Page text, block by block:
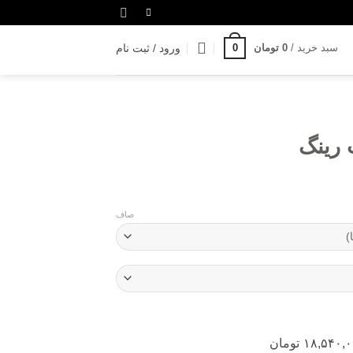
سبد خرید / 0 تومان 0 ورود / ثبت نام
رینگ
صاف
تومان